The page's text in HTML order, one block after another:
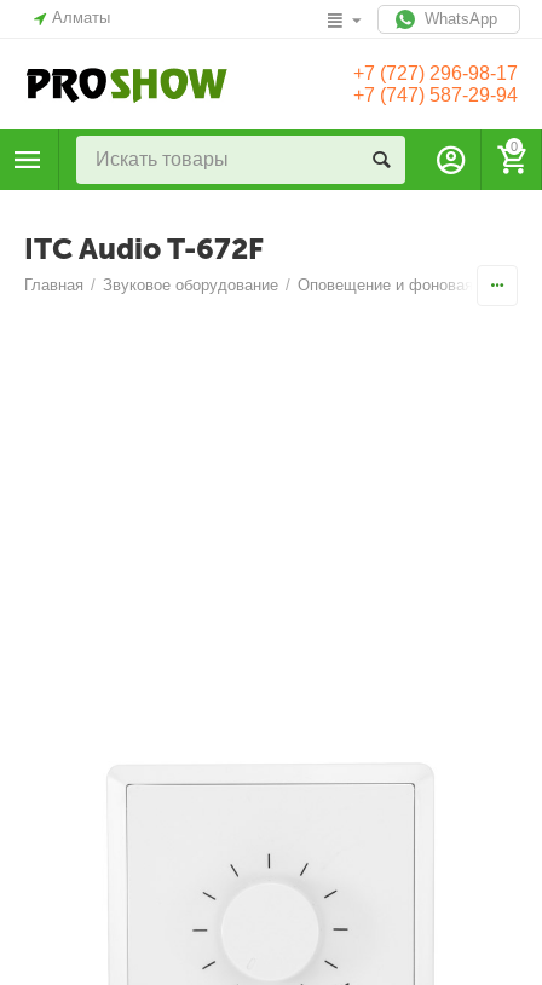
Алматы WhatsApp
+7 (727) 296-98-17
+7 (747) 587-29-94
0
ITC Audio T-672F
Главная / Звуковое оборудование / Оповещение и фоновая музыка